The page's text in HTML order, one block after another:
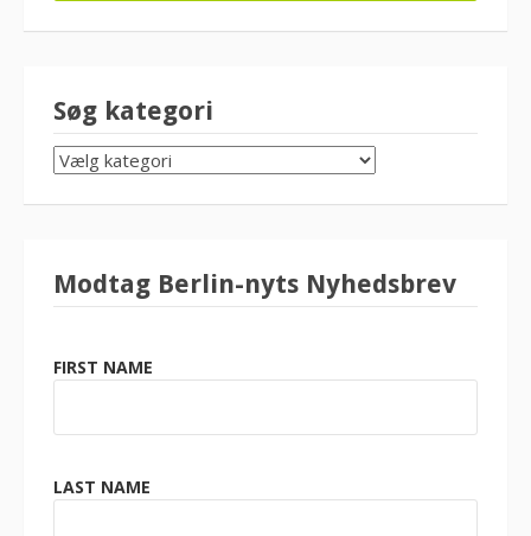
Søg kategori
SØG
KATEGORI
Modtag Berlin-nyts Nyhedsbrev
FIRST NAME
LAST NAME